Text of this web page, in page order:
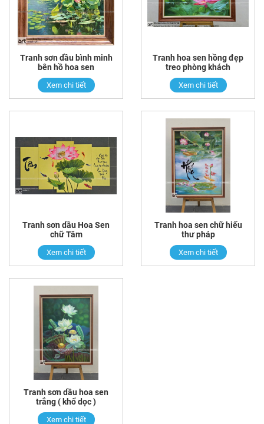
Tranh sơn dầu bình minh
bên hồ hoa sen
Xem chi tiết
Tranh hoa sen hồng đẹp
treo phòng khách
Xem chi tiết
Tranh sơn dầu Hoa Sen
chữ Tâm
Xem chi tiết
Tranh hoa sen chữ hiếu
thư pháp
Xem chi tiết
Tranh sơn dầu hoa sen
trắng ( khổ dọc )
Xem chi tiết